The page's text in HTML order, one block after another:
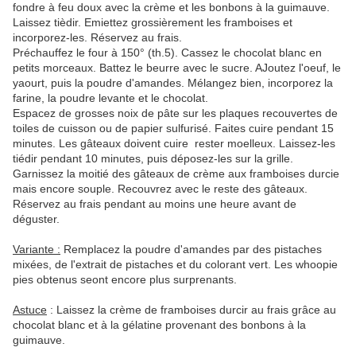
fondre à feu doux avec la crème et les bonbons à la guimauve.
Laissez tièdir. Emiettez grossièrement les framboises et
incorporez-les. Réservez au frais.
Préchauffez le four à 150° (th.5). Cassez le chocolat blanc en
petits morceaux. Battez le beurre avec le sucre. AJoutez l'oeuf, le
yaourt, puis la poudre d'amandes. Mélangez bien, incorporez la
farine, la poudre levante et le chocolat.
Espacez de grosses noix de pâte sur les plaques recouvertes de
toiles de cuisson ou de papier sulfurisé. Faites cuire pendant 15
minutes. Les gâteaux doivent cuire rester moelleux. Laissez-les
tiédir pendant 10 minutes, puis déposez-les sur la grille.
Garnissez la moitié des gâteaux de crème aux framboises durcie
mais encore souple. Recouvrez avec le reste des gâteaux.
Réservez au frais pendant au moins une heure avant de
déguster.
Variante : Remplacez la poudre d'amandes par des pistaches
mixées, de l'extrait de pistaches et du colorant vert. Les whoopie
pies obtenus seont encore plus surprenants.
Astuce : Laissez la crème de framboises durcir au frais grâce au
chocolat blanc et à la gélatine provenant des bonbons à la
guimauve.